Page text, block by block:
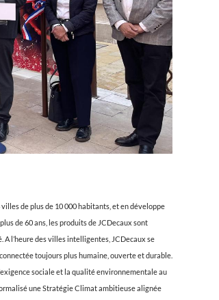
de plus de 10 000 habitants, et en développe
de 60 ans, les produits de JCDecaux sont
l’heure des villes intelligentes, JCDecaux se
toujours plus humaine, ouverte et durable.
sociale et la qualité environnementale au
une Stratégie Climat ambitieuse alignée